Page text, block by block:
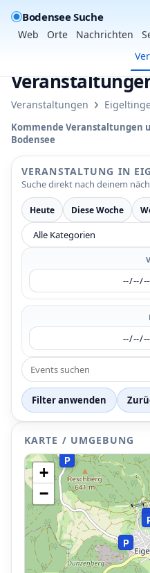
Bodensee Suche
Web Orte Nachrichten
Veranstaltungen ›
Kommende Veranstaltungen
Bodensee
VERANSTALTUNG IN
Suche direkt nach deinem
Heute Diese Woche
Filter anwenden
KARTE / UMGEBUNG
P
P
+
−